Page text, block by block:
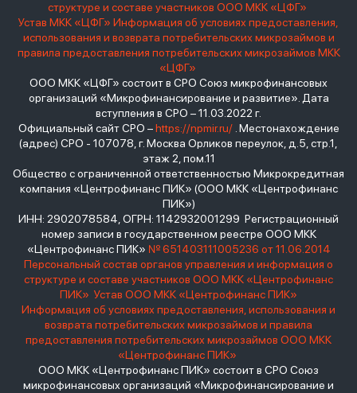
структуре и составе участников ООО МКК «ЦФГ»
Устав МКК «ЦФГ» Информация об условиях предоставления,
использования и возврата потребительских микрозаймов и
правила предоставления потребительских микрозаймов МКК
«ЦФГ»
ООО МКК «ЦФГ» состоит в СРО Союз микрофинансовых
организаций «Микрофинансирование и развитие». Дата
вступления в СРО – 11.03.2022 г.
Официальный сайт СРО –https://npmir.ru/. Местонахождение
(адрес) СРО - 107078, г. Москва Орликов переулок, д.5, стр.1,
этаж 2, пом.11
Общество с ограниченной ответственностью Микрокредитная
компания «Центрофинанс ПИК» (ООО МКК «Центрофинанс
ПИК»)
ИНН: 2902078584, ОГРН: 1142932001299 Регистрационный
номер записи в государственном реестре ООО МКК
«Центрофинанс ПИК» № 651403111005236 от 11.06.2014
Персональный состав органов управления и информация о
структуре и составе участников ООО МКК «Центрофинанс
ПИК» Устав ООО МКК «Центрофинанс ПИК»
Информация об условиях предоставления, использования и
возврата потребительских микрозаймов и правила
предоставления потребительских микрозаймов ООО МКК
«Центрофинанс ПИК»
ООО МКК «Центрофинанс ПИК» состоит в СРО Союз
микрофинансовых организаций «Микрофинансирование и